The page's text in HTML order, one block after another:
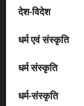
देश-विदेश
धर्म एवं संस्कृति
धर्म संस्कृति
धर्म-संस्कृति